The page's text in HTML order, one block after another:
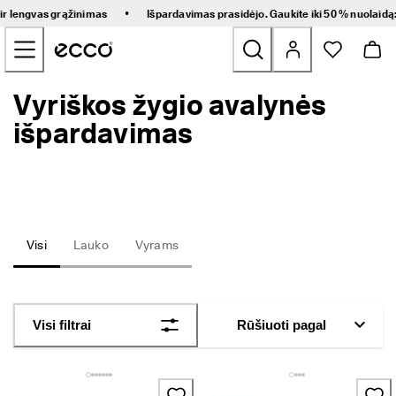
lengvas grąžinimas • Išpardavimas prasidėjo. Gaukite iki 50 %
Pereiti prie pagrindinio puslapio turinio
Naujienos
Moteriški
Golfs
Vyriškos žygio avalynės
išpardavimas
Visi Lauko Vyrams
Visi filtrai Rūšiuoti pagal